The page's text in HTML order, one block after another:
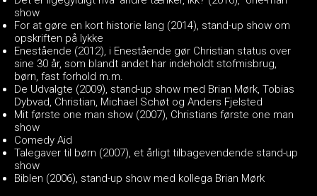
show
For at gøre en kort historie lang (2014), stand-up show om
opskriften på lykke
Enestående (2012), i Enestående gør Christian status over
sine 30 år, som blandt andet har indeholdt stofmisbrug,
børn, fast forhold m.m.
De Udvalgte (2009), stand-up show med Brian Mørk, Tobias
Dybvad, Christian, Michael Schøt og Anders Fjelsted
Mit første one man show (2007), Christians første one man
show
Comedy Aid
Talegaver til børn (2007), et årligt tilbagevendende stand-up
show
Biblen (2006), stand-up show med kollega Brian Mørk